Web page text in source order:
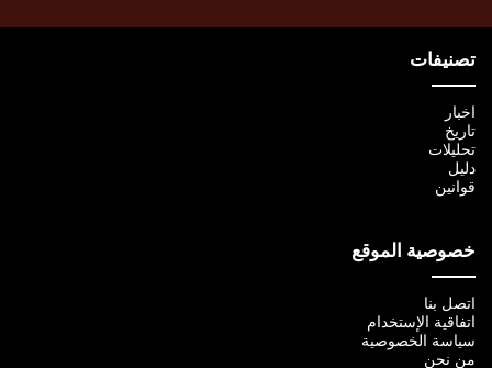
تصنيفات
اخبار
تاريخ
تحليلات
دليل
قوانين
خصوصية الموقع
اتصل بنا
اتفاقية الإستخدام
سياسة الخصوصية
من نحن